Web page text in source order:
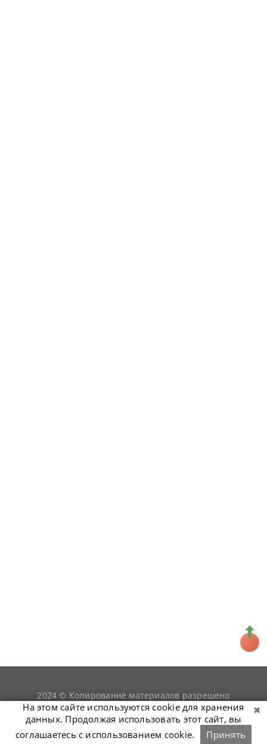
2024 © Копирование материалов разрешено
только при условии гиперссылки наsnookerist.ru
На этом сайте используются cookie для хранения
данных. Продолжая использовать этот сайт, вы
соглашаетесь с использованием cookie.
Принять